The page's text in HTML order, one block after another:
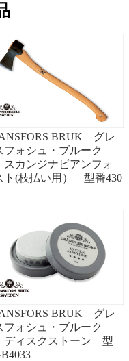
BRUK グレ
フォシュ・ブルーク
カンジナビアンフォ
ト(枝払い用） 型番430
BRUK グレ
フォシュ・ブルーク
ィスクストーン 型